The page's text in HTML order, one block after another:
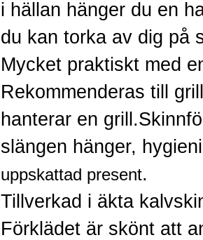
i hällan hänger du en
du kan torka av dig på
Mycket praktiskt med
Rekommenderas till
hanterar en grill.
slängen hänger,
uppskattad present.
Tillverkad i äkta
Förklädet är skönt att